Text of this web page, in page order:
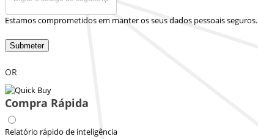
Estamos comprometidos em manter os seus dados pessoais seguros.
Submeter
OR
Compra Rápida
Relatório rápido de inteligência